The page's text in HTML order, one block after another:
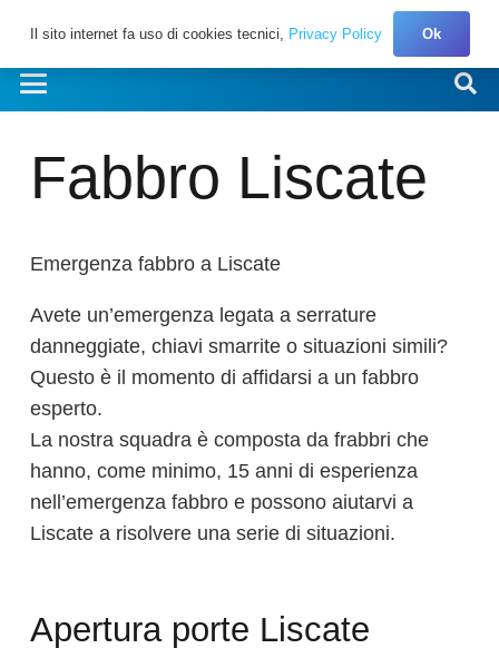
Fabbro Liscate
Emergenza fabbro a Liscate
Avete un’emergenza legata a serrature
danneggiate, chiavi smarrite o situazioni simili?
Questo è il momento di affidarsi a un fabbro
esperto.
La nostra squadra è composta da frabbri che
hanno, come minimo, 15 anni di esperienza
nell’emergenza fabbro e possono aiutarvi a
Liscate a risolvere una serie di situazioni.
Apertura porte Liscate
Il sito internet fa uso di cookies tecnici, Privacy Policy Ok